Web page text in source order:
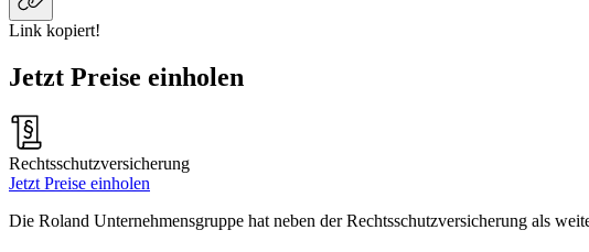
Link kopiert!
Jetzt Preise einholen
Rechtsschutzversicherung
Jetzt Preise einholen
Die Roland Unternehmensgruppe hat neben der Rechtsschutzversicherung als